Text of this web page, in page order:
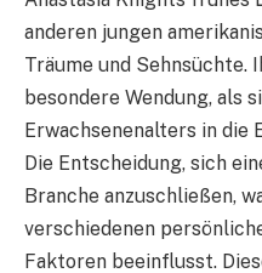
anderen jungen
Träume und Sehnsüchte.
besondere Wendung, als
Erwachsenenalters in
Die Entscheidung, sich
Branche anzuschließen,
verschiedenen
Faktoren beeinflusst.